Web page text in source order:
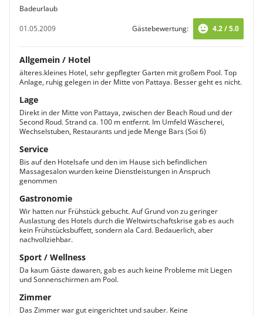
Badeurlaub
01.05.2009
Gästebewertung: 4.2 / 5.0
Allgemein / Hotel
älteres.kleines Hotel, sehr gepflegter Garten mit großem Pool. Top
Anlage, ruhig gelegen in der Mitte von Pattaya. Besser geht es nicht.
Lage
Direkt in der Mitte von Pattaya, zwischen der Beach Roud und der
Second Roud. Strand ca. 100 m entfernt. Im Umfeld Wäscherei,
Wechselstuben, Restaurants und jede Menge Bars (Soi 6)
Service
Bis auf den Hotelsafe und den im Hause sich befindlichen
Massagesalon wurden keine Dienstleistungen in Anspruch
genommen
Gastronomie
Wir hatten nur Frühstück gebucht. Auf Grund von zu geringer
Auslastung des Hotels durch die Weltwirtschaftskrise gab es auch
kein Frühstücksbuffett, sondern ala Card. Bedauerlich, aber
nachvollziehbar.
Sport / Wellness
Da kaum Gäste dawaren, gab es auch keine Probleme mit Liegen
und Sonnenschirmen am Pool.
Zimmer
Das Zimmer war gut eingerichtet und sauber. Keine